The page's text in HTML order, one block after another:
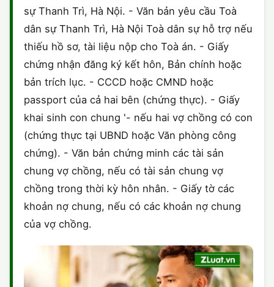
sự Thanh Trì, Hà Nội. - Văn bản yêu cầu Toà
dân sự Thanh Trì, Hà Nội Toà dân sự hỗ trợ nếu
thiếu hồ sơ, tài liệu nộp cho Toà án. - Giấy
chứng nhận đăng ký kết hôn, Bản chính hoặc
bản trích lục. - CCCD hoặc CMND hoặc
passport của cả hai bên (chứng thực). - Giấy
khai sinh con chung '- nếu hai vợ chồng có con
(chứng thực tại UBND hoặc Văn phòng công
chứng). - Văn bản chứng minh các tài sản
chung vợ chồng, nếu có tài sản chung vợ
chồng trong thời kỳ hôn nhân. - Giấy tờ các
khoản nợ chung, nếu có các khoản nợ chung
của vợ chồng.